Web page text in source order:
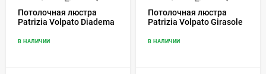
Потолочная люстра
Patrizia Volpato Diadema
В НАЛИЧИИ
Потолочная люстра
Patrizia Volpato Girasole
В НАЛИЧИИ